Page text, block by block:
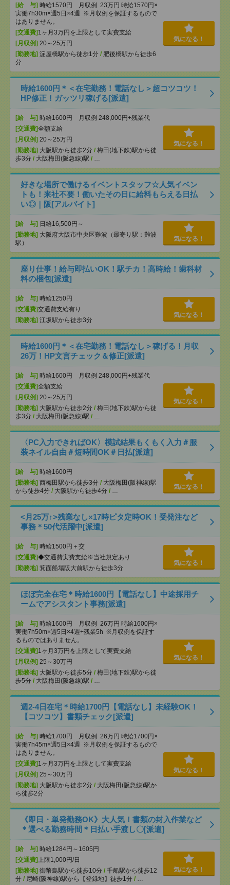
[給 与] 時給1570円 月収例 23万円 時給1570円×
実働7h30m×週5日×4週 ※月収例を保証するもので
はありません。
[交通費] 1ヶ月3万円を上限として実費支給
[月収例] 20～25万円
[勤務地] 淀屋橋駅から徒歩1分 / 肥後橋駅から徒歩6
分
気になる！
時給1600円＊＜在宅勤務！電話なし＞超コツコツ！
HP修正！ガッツリ稼げる[派遣]
[給 与] 時給1600円 月収例 248,000円+残業代
[交通費]全額支給
[月収例] 20～25万円
[勤務地] 大阪駅から徒歩2分 / 梅田(地下鉄)駅から徒
歩3分 / 大阪梅田(阪急線)駅 / …
気になる！
好きな場所で働けるイベントスタッフ☆人気イベン
トも！来社不要！働いたその日に給料もらえる日払
い◎｜阪[アルバイト]
[給 与] 日給16,500円～
[勤務地] 大阪府大阪市中央区難波（最寄り駅：難波
駅）
気になる！
座り仕事！給与即払いOK！駅チカ！高時給！歯科材
料の梱包[派遣]
[給 与] 時給1250円
[交通費]交通費支給有り
[勤務地] 江坂駅から徒歩3分
気になる！
時給1600円＊＜在宅勤務！電話なし＞稼げる！月収
26万！HP文言チェック＆修正[派遣]
[給 与] 時給1600円 月収例 248,000円+残業代
[交通費]全額支給
[月収例] 20～25万円
[勤務地] 大阪駅から徒歩2分 / 梅田(地下鉄)駅から徒
歩3分 / 大阪梅田(阪急線)駅 / …
気になる！
〈PC入力できればOK〉模試結果もくもく入力＃服
装ネイル自由＃短時間OK＃日払[派遣]
[給 与] 時給1600円
[勤務地] 西梅田駅から徒歩3分 / 大阪梅田(阪神線)駅
から徒歩4分 / 大阪駅から徒歩4分 / …
気になる！
<月25万↑>残業なし×17時ピタ定時OK！受発注など
事務＊50代活躍中[派遣]
[給 与] 時給1500円＋交
[交通費]◆交通費実費支給※当社規定あり
[勤務地] 箕面船場阪大前駅から徒歩3分
気になる！
ほぼ完全在宅＊時給1600円【電話なし】中途採用チ
ームでアシスタント事務[派遣]
[給 与] 時給1600円 月収例 26万円 時給1600円×
実働7h50m×週5日×4週+残業5h ※月収例を保証す
るものではありません。
[交通費] 1ヶ月3万円を上限として実費支給
[月収例] 25～30万円
[勤務地] 大阪駅から徒歩5分 / 梅田(地下鉄)駅から徒
歩5分 / 大阪梅田(阪急線)駅 / …
気になる！
週2-4日在宅＊時給1700円【電話なし】未経験OK！
【コツコツ】書類チェック[派遣]
[給 与] 時給1700円 月収例 26万円 時給1700円×
実働7h45m×週5日×4週 ※月収例を保証するもので
はありません。
[交通費] 1ヶ月3万円を上限として実費支給
[月収例] 25～30万円
[勤務地] 大阪駅から徒歩2分 / 大阪梅田(阪急線)駅か
ら徒歩2分
気になる！
《即日・単発勤務OK》大人気！書類の封入作業など
＊選べる勤務時間＊日払い手渡し〇[派遣]
[給 与] 時給1284円～1605円
[交通費] 上限1,000円/日
[勤務地] 御幣島駅から徒歩10分 / 千船駅から徒歩12
分 / 尼崎(阪神線)駅から【登録地】徒歩1分 / …
気になる！